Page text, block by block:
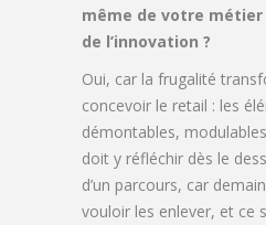
même de votre
de l’innovation ?
Oui, car la frugalité
concevoir le retail : les
démontables,
doit y réfléchir dès le
d’un parcours, car
vouloir les enlever, et ce